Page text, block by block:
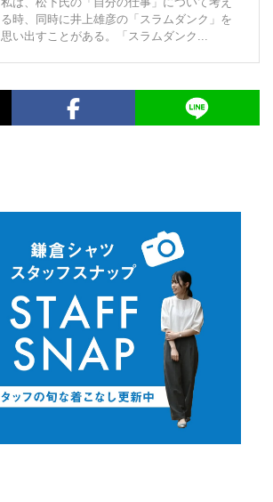
る時、同時に井上雄彦の「スラムダンク」を
思い出すことがある。「スラムダンク...